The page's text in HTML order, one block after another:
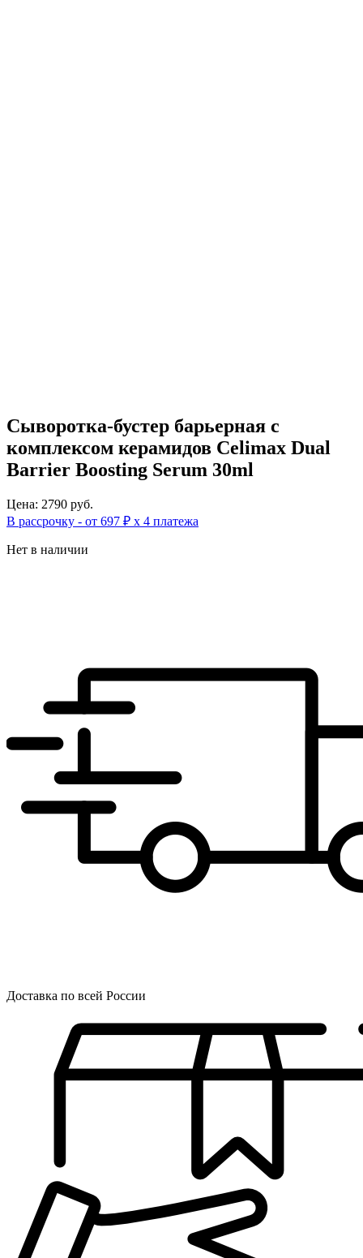
Сыворотка-бустер барьерная с
комплексом керамидов Celimax Dual
Barrier Boosting Serum 30ml
Цена: 2790 руб.
В рассрочку - от 697 ₽ х 4 платежа
Нет в наличии
Доставка по всей России